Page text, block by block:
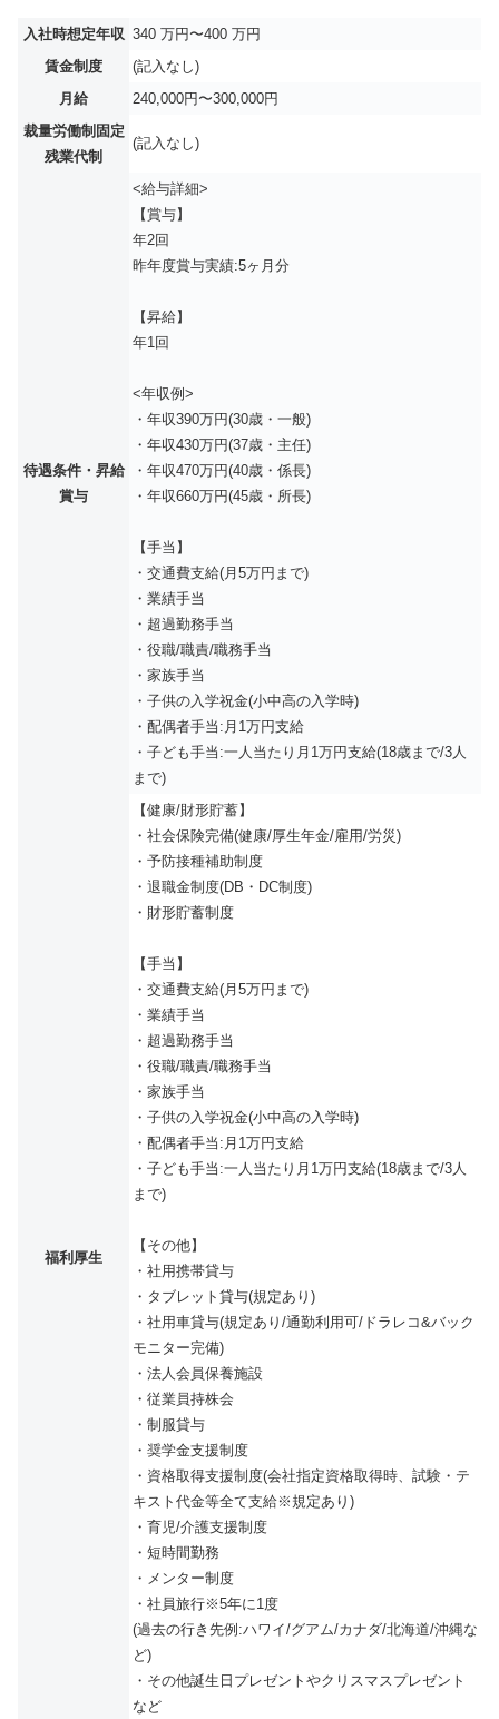
入社時想定年収 340 万円〜400 万円
賃金制度
(記入なし)
月給
240,000円〜300,000円
裁量労働制固定
残業代制
(記入なし)
待遇条件・昇給
賞与
<給与詳細>
【賞与】
年2回
昨年度賞与実績:5ヶ月分
【昇給】
年1回
<年収例>
・年収390万円(30歳・一般)
・年収430万円(37歳・主任)
・年収470万円(40歳・係長)
・年収660万円(45歳・所長)
【手当】
・交通費支給(月5万円まで)
・業績手当
・超過勤務手当
・役職/職責/職務手当
・家族手当
・子供の入学祝金(小中高の入学時)
・配偶者手当:月1万円支給
・子ども手当:一人当たり月1万円支給(18歳まで/3人
まで)
福利厚生
【健康/財形貯蓄】
・社会保険完備(健康/厚生年金/雇用/労災)
・予防接種補助制度
・退職金制度(DB・DC制度)
・財形貯蓄制度
【手当】
・交通費支給(月5万円まで)
・業績手当
・超過勤務手当
・役職/職責/職務手当
・家族手当
・子供の入学祝金(小中高の入学時)
・配偶者手当:月1万円支給
・子ども手当:一人当たり月1万円支給(18歳まで/3人
まで)
【その他】
・社用携帯貸与
・タブレット貸与(規定あり)
・社用車貸与(規定あり/通勤利用可/ドラレコ&バック
モニター完備)
・法人会員保養施設
・従業員持株会
・制服貸与
・奨学金支援制度
・資格取得支援制度(会社指定資格取得時、試験・テ
キスト代金等全て支給※規定あり)
・育児/介護支援制度
・短時間勤務
・メンター制度
・社員旅行※5年に1度
(過去の行き先例:ハワイ/グアム/カナダ/北海道/沖縄な
ど)
・その他誕生日プレゼントやクリスマスプレゼント
など